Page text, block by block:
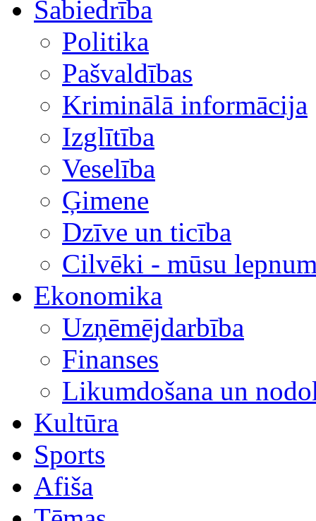
Sabiedrība
Politika
Pašvaldības
Kriminālā informācija
Izglītība
Veselība
Ģimene
Dzīve un ticība
Cilvēki - mūsu
Ekonomika
Uzņēmējdarbība
Finanses
Likumdošana un
Kultūra
Sports
Afiša